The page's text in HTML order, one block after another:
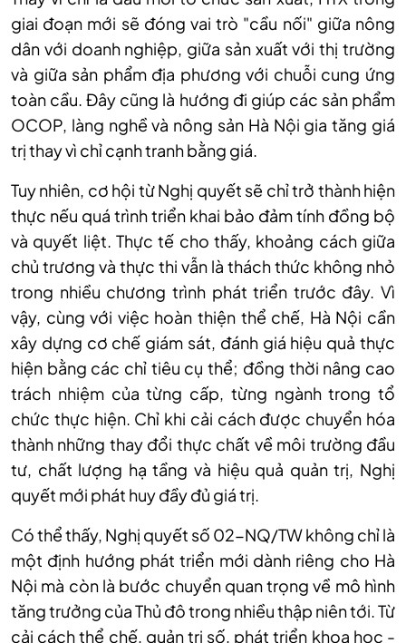
giai đoạn mới sẽ đóng vai trò "cầu nối" giữa nông
dân với doanh nghiệp, giữa sản xuất với thị trường
và giữa sản phẩm địa phương với chuỗi cung ứng
toàn cầu. Đây cũng là hướng đi giúp các sản phẩm
OCOP, làng nghề và nông sản Hà Nội gia tăng giá
trị thay vì chỉ cạnh tranh bằng giá.
Tuy nhiên, cơ hội từ Nghị quyết sẽ chỉ trở thành hiện
thực nếu quá trình triển khai bảo đảm tính đồng bộ
và quyết liệt. Thực tế cho thấy, khoảng cách giữa
chủ trương và thực thi vẫn là thách thức không nhỏ
trong nhiều chương trình phát triển trước đây. Vì
vậy, cùng với việc hoàn thiện thể chế, Hà Nội cần
xây dựng cơ chế giám sát, đánh giá hiệu quả thực
hiện bằng các chỉ tiêu cụ thể; đồng thời nâng cao
trách nhiệm của từng cấp, từng ngành trong tổ
chức thực hiện. Chỉ khi cải cách được chuyển hóa
thành những thay đổi thực chất về môi trường đầu
tư, chất lượng hạ tầng và hiệu quả quản trị, Nghị
quyết mới phát huy đầy đủ giá trị.
Có thể thấy, Nghị quyết số 02-NQ/TW không chỉ là
một định hướng phát triển mới dành riêng cho Hà
Nội mà còn là bước chuyển quan trọng về mô hình
tăng trưởng của Thủ đô trong nhiều thập niên tới. Từ
cải cách thể chế, quản trị số, phát triển khoa học -